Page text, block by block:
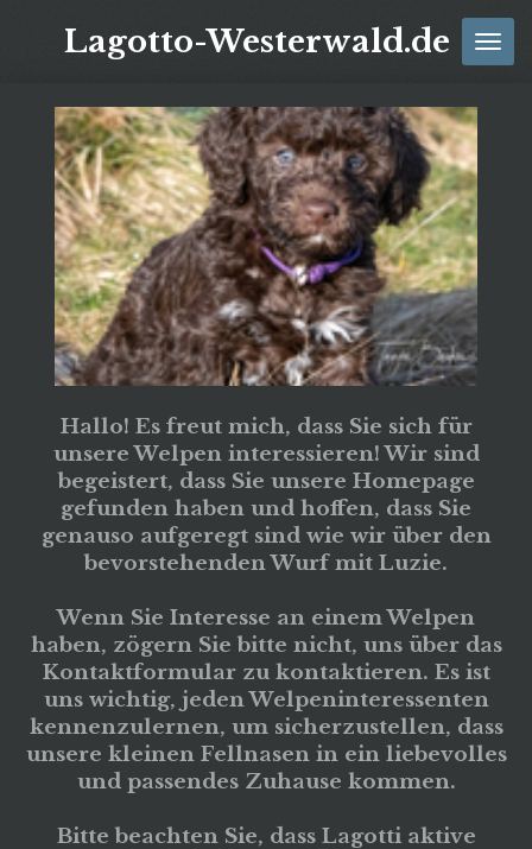
HauptinhaltLagotto-Westerwald.de
Hallo! Es freut mich, dass Sie sich für
unsere Welpen interessieren! Wir sind
begeistert, dass Sie unsere Homepage
gefunden haben und hoffen, dass Sie
genauso aufgeregt sind wie wir über den
bevorstehenden Wurf mit Luzie.
Wenn Sie Interesse an einem Welpen
haben, zögern Sie bitte nicht, uns über das
Kontaktformular zu kontaktieren. Es ist
uns wichtig, jeden Welpeninteressenten
kennenzulernen, um sicherzustellen, dass
unsere kleinen Fellnasen in ein liebevolles
und passendes Zuhause kommen.
Bitte beachten Sie, dass Lagotti aktive